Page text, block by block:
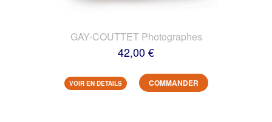
GAY-COUTTET Photographes
42,00 €
VOIR EN DETAILS COMMANDER